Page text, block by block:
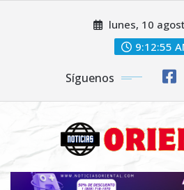
lunes, 10
9:12:57
Síguenos